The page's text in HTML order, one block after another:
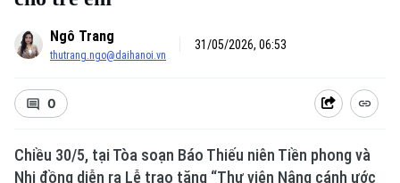
Xu hướng
Ngô Trang
thutrang.ngo@daihanoi.vn
31/05/2026, 06:53
0
Chiều 30/5, tại Tòa soạn Báo Thiếu niên Tiền phong và
Nhi đồng diễn ra Lễ trao tặng “Thư viện Nâng cánh ước